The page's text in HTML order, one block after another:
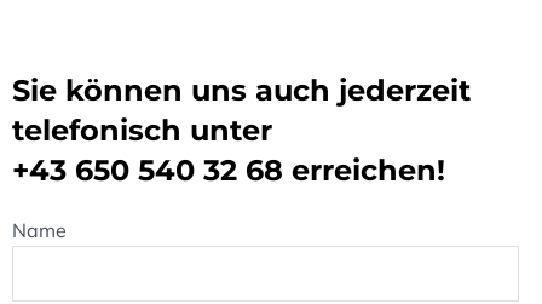
Sie können uns auch jederzeit
telefonisch unter
+43 650 540 32 68 erreichen!
Name